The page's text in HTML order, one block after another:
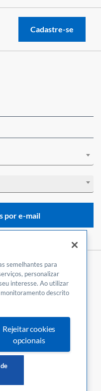
Cadastre-se
dia
por e-mail
semelhantes para
personalizar
interesse. Ao utilizar
monitoramento descrito
Rejeitar cookies
opcionais